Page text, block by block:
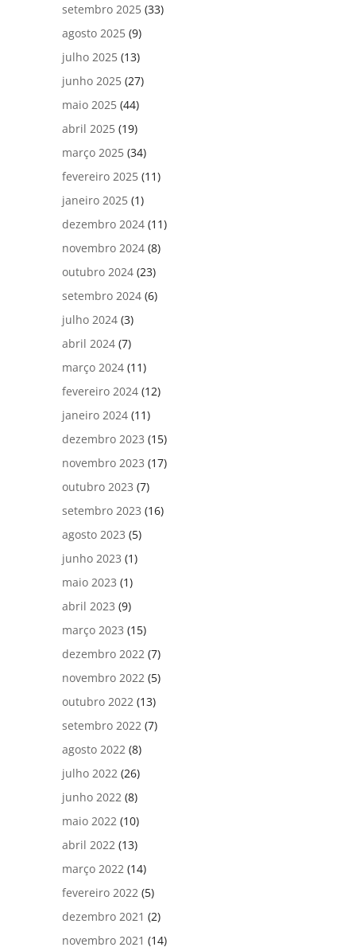
setembro 2025 (33)
agosto 2025 (9)
julho 2025 (13)
junho 2025 (27)
maio 2025 (44)
abril 2025 (19)
março 2025 (34)
fevereiro 2025 (11)
janeiro 2025 (1)
dezembro 2024 (11)
novembro 2024 (8)
outubro 2024 (23)
setembro 2024 (6)
julho 2024 (3)
abril 2024 (7)
março 2024 (11)
fevereiro 2024 (12)
janeiro 2024 (11)
dezembro 2023 (15)
novembro 2023 (17)
outubro 2023 (7)
setembro 2023 (16)
agosto 2023 (5)
junho 2023 (1)
maio 2023 (1)
abril 2023 (9)
março 2023 (15)
dezembro 2022 (7)
novembro 2022 (5)
outubro 2022 (13)
setembro 2022 (7)
agosto 2022 (8)
julho 2022 (26)
junho 2022 (8)
maio 2022 (10)
abril 2022 (13)
março 2022 (14)
fevereiro 2022 (5)
dezembro 2021 (2)
novembro 2021 (14)